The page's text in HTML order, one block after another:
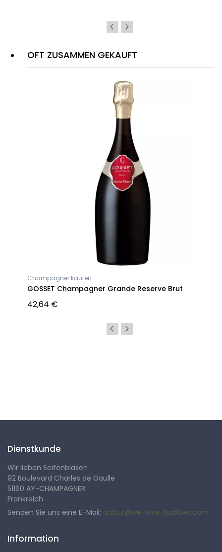
OFT ZUSAMMEN GEKAUFT
Champagner kaufen
GOSSET Champagner Grande Reserve Brut
42,64 €
Dienstkunde
Wir lieben Seifenblasen
92 Boulevard Charles de Gaulle
51160 AY-CHAMPAGNER
Frankreich
Senden Sie uns eine E-Mail: arthur@we-love-bubbles.com
Information